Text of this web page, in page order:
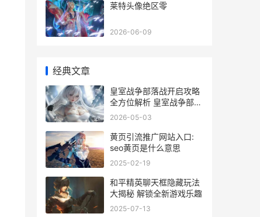
莱特头像绝区零
2026-06-09
经典文章
皇室战争部落战开启攻略
全方位解析 皇室战争部落
战怎么开 技巧与步骤
2026-05-03
黄页引流推广网站入口:
seo黄页是什么意思
2025-02-19
和平精英聊天框隐藏玩法
大揭秘 解锁全新游戏乐趣
2025-07-13